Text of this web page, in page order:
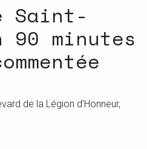
Saint-
90 minutes
de la Légion d'Honneur,